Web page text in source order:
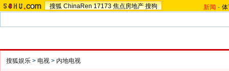
搜狐 ChinaRen 17173 焦点房地产 搜狗 新闻 -
搜狐娱乐 > 电视 > 内地电视